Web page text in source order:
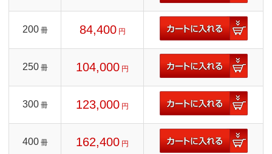
200 冊 84,400 円
250 冊 104,000 円
300 冊 123,000 円
400 冊 162,400 円